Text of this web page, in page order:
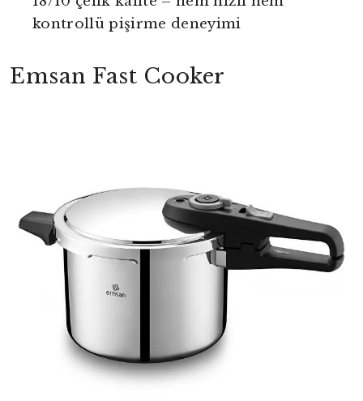
kontrollü pişirme deneyimi
Emsan Fast Cooker